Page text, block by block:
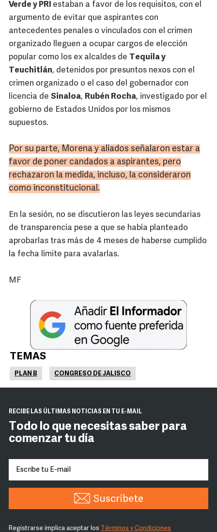
Verde y PRI estaban a favor de los requisitos, con el
argumento de evitar que aspirantes con
antecedentes penales o vinculados con el crimen
organizado lleguen a ocupar cargos de elección
popular como los ex alcaldes de Tequila y
Teuchitlán, detenidos por presuntos nexos con el
crimen organizado o el caso del gobernador con
licencia de Sinaloa, Rubén Rocha, investigado por el
gobierno de Estados Unidos por los mismos
supuestos.
Por su parte, Morena y aliados señalaron estar a
favor de poner candados a aspirantes, pero
rechazaron la medida, incluso, la consideraron
como inconstitucional.
En la sesión, no se discutieron las leyes secundarias
de transparencia pese a que se había planteado
aprobarlas tras más de 4 meses de haberse cumplido
la fecha límite para avalarlas.
MF
TEMAS
PLAN B CONGRESO DE JALISCO
RECIBE LAS ÚLTIMAS NOTICIAS EN TU E-MAIL
Todo lo que necesitas saber para
comenzar tu día
Suscríbete
Registrarse implica aceptar los Términos y Condiciones